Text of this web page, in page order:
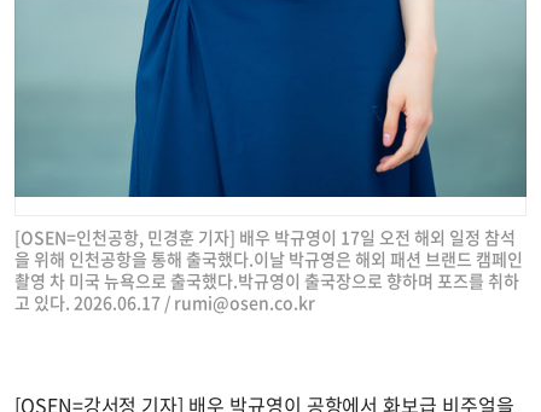
[OSEN=인천공항, 민경훈 기자] 배우 박규영이 17일 오전 해외 일정 참석
을 위해 인천공항을 통해 출국했다.이날 박규영은 해외 패션 브랜드 캠페인
촬영 차 미국 뉴욕으로 출국했다.박규영이 출국장으로 향하며 포즈를 취하
고 있다. 2026.06.17 / rumi@osen.co.kr
[OSEN=강서정 기자] 배우 박규영이 공항에서 화보급 비주얼을